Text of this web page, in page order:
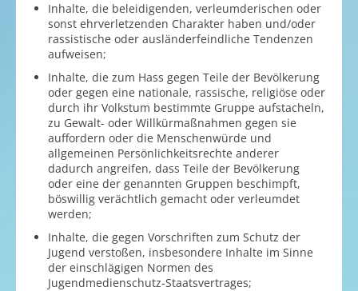
Inhalte, die beleidigenden, verleumderischen oder
sonst ehrverletzenden Charakter haben und/oder
rassistische oder ausländerfeindliche Tendenzen
aufweisen;
Inhalte, die zum Hass gegen Teile der Bevölkerung
oder gegen eine nationale, rassische, religiöse oder
durch ihr Volkstum bestimmte Gruppe aufstacheln,
zu Gewalt- oder Willkürmaßnahmen gegen sie
auffordern oder die Menschenwürde und
allgemeinen Persönlichkeitsrechte anderer
dadurch angreifen, dass Teile der Bevölkerung
oder eine der genannten Gruppen beschimpft,
böswillig verächtlich gemacht oder verleumdet
werden;
Inhalte, die gegen Vorschriften zum Schutz der
Jugend verstoßen, insbesondere Inhalte im Sinne
der einschlägigen Normen des
Jugendmedienschutz-Staatsvertrages;